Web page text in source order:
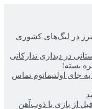
در لیگ‌های کشوری
در دیداری تدارکاتی
بسته!
جای اولتیماتوم تماس
از بازی با ذوب‌آهن